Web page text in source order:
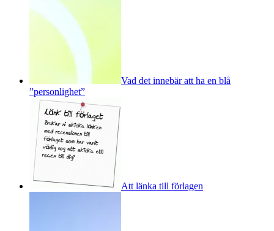
Vad det innebär att ha en blå
”personlighet”
Att länka till förlagen